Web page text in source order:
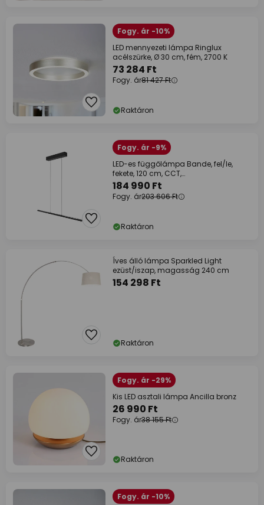
Fogy. ár -10%
LED mennyezeti lámpa Ringlux
acélszürke, Ø 30 cm, fém, 2700 K
73 284 Ft
Fogy. ár81 427 Ft
Raktáron
Fogy. ár -9%
LED-es függőlámpa Bande, fel/le,
fekete, 120 cm, CCT,
fényerőszabályzóval
184 990 Ft
Fogy. ár203 606 Ft
Raktáron
Íves álló lámpa Sparkled Light
ezüst/iszap, magasság 240 cm
154 298 Ft
Raktáron
Fogy. ár -29%
Kis LED asztali lámpa Ancilla bronz
26 990 Ft
Fogy. ár38 155 Ft
Raktáron
Fogy. ár -10%